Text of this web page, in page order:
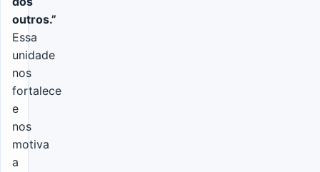
outros.”
Essa
unidade
nos
fortalece
e
nos
motiva
a